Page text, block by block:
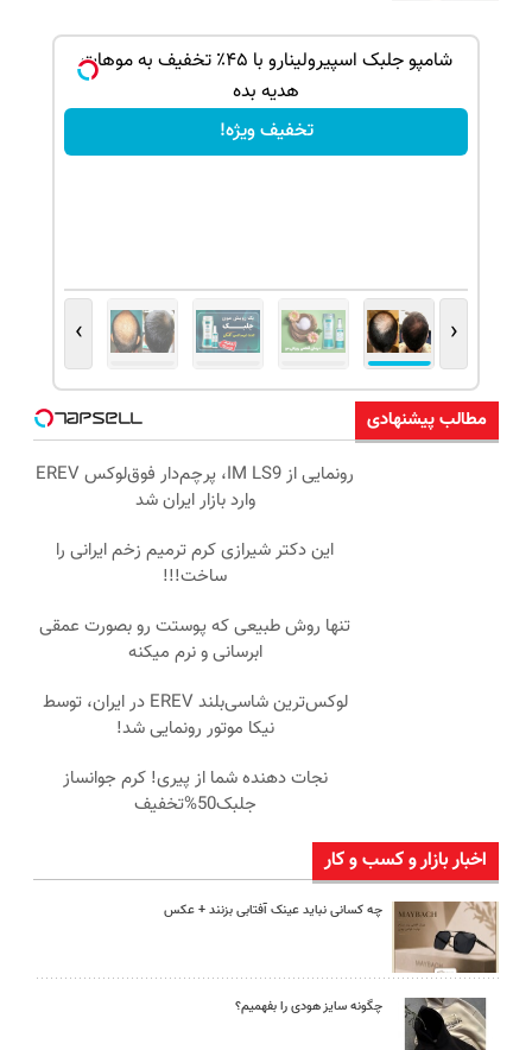
شامپو جلبک اسپیرولینارو با ۴۵٪ تخفیف به موهات
هدیه بده
تخفیف ویژه!
‹
›
مطالب پیشنهادی
رونمایی از IM LS9، پرچم‌دار فوق‌لوکس EREV
وارد بازار ایران شد
این دکتر شیرازی کرم ترمیم زخم ایرانی را
ساخت!!!
تنها روش طبیعی که پوستت رو بصورت عمقی
ابرسانی و نرم میکنه
لوکس‌ترین شاسی‌بلند EREV در ایران، توسط
نیکا موتور رونمایی شد!
نجات دهنده شما از پیری! کرم جوانساز
جلبک50%تخفیف
اخبار بازار و کسب و کار
چه کسانی نباید عینک آفتابی بزنند + عکس
چگونه سایز هودی را بفهمیم؟